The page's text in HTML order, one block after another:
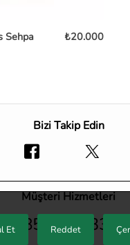
Sehpa
₺20.000
Bizi Takip Edin
Müşteri Hizmetleri
0850 466 33
Et Reddet